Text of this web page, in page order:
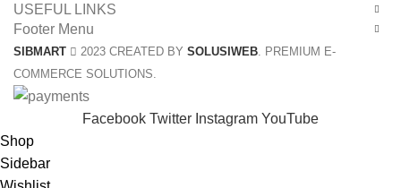
USEFUL LINKS
Footer Menu
SIBMART 2023 CREATED BY SOLUSIWEB . PREMIUM E-
COMMERCE SOLUTIONS.
Facebook Twitter Instagram YouTube
Shop
Sidebar